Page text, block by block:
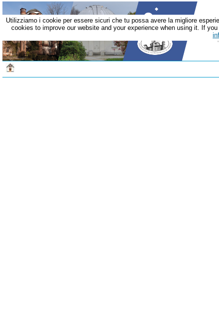
Utilizziamo i cookie per essere sicuri che tu possa avere la migliore
cookies to improve our website and your experience when using it. If